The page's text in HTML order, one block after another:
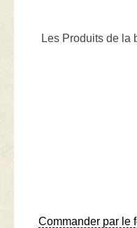
Les Produits de la
Commander par le